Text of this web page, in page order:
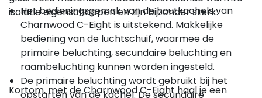
isolatie eigenschappen en zijn bijzonder sterk.
Het bedieningsgemak van de houtkachels van
Charnwood C-Eight is uitstekend. Makkelijke
bediening van de luchtschuif, waarmee de
primaire beluchting, secundaire beluchting en
raambeluchting kunnen worden ingesteld.
De primaire beluchting wordt gebruikt bij het
opstarten van de kachel. De secundaire
Kortom, met de Charnwood C-Eight haal je een